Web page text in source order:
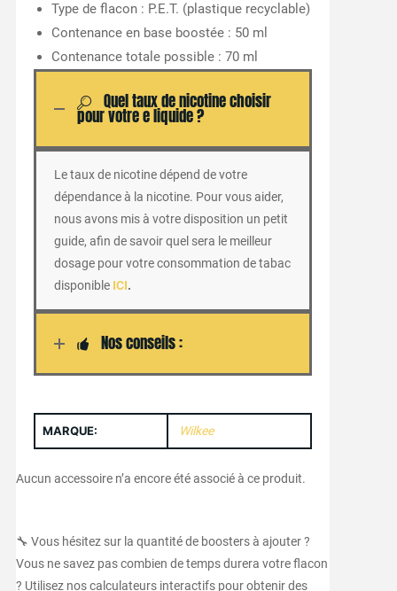
Type de flacon : P.E.T. (plastique recyclable)
Contenance en base boostée : 50 ml
Contenance totale possible : 70 ml
Quel taux de nicotine choisir
pour votre e liquide ?
Le taux de nicotine dépend de votre
dépendance à la nicotine. Pour vous aider,
nous avons mis à votre disposition un petit
guide, afin de savoir quel sera le meilleur
dosage pour votre consommation de tabac
disponible ICI.
Nos conseils :
MARQUE: Wilkee
Aucun accessoire n’a encore été associé à ce produit.
🔧 Vous hésitez sur la quantité de boosters à ajouter ?
Vous ne savez pas combien de temps durera votre flacon
? Utilisez nos calculateurs interactifs pour obtenir des